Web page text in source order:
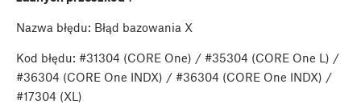
Nazwa błędu: Błąd bazowania X
Kod błędu: #31304 (CORE One) / #35304 (CORE One L) /
#36304 (CORE One INDX) / #36304 (CORE One INDX) /
#17304 (XL)